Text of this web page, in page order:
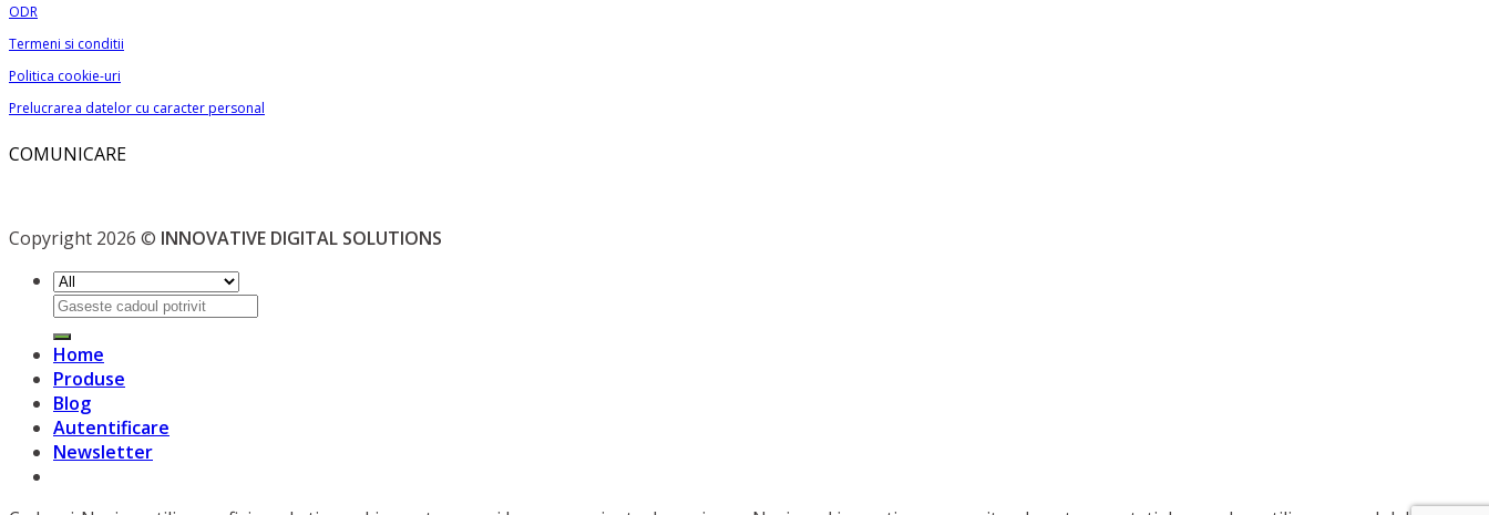
ODR
Termeni si conditii
Politica cookie-uri
Prelucrarea datelor cu caracter personal
COMUNICARE
Copyright 2026 © INNOVATIVE DIGITAL SOLUTIONS
Caută
după:
Home
Produse
Blog
Autentificare
Newsletter